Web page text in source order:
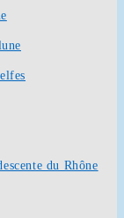
du Rhône